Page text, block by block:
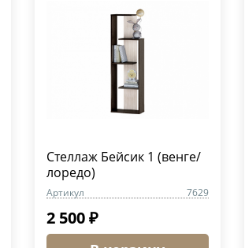
Стеллаж Бейсик 1 (венге/
лоредо)
Артикул 7629
2 500 ₽